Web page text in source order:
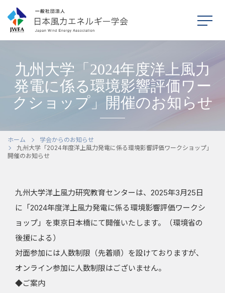
入会案内
ホーム
本学会について
シンポジウム
刊行物
お問合せ・リンク
九州大学「2024年度洋上風力
発電に係る環境影響評価ワー
クショップ」開催のお知らせ
ホーム
学会からのお知らせ
九州大学「2024年度洋上風力発電に係る環境影響評価ワークショップ」
開催のお知らせ
九州大学洋上風力研究教育センターは、2025年3月25日
に「2024年度洋上風力発電に係る環境影響評価ワークシ
ョップ」を東京日本橋にて開催いたします。（環境省の
後援による）
対面参加には人数制限（先着順）を設けておりますが、
オンライン参加に人数制限はございません。
◆ご案内